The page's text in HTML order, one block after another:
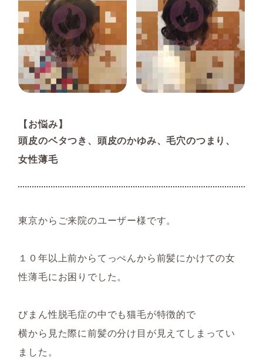
【お悩み】
頭皮のベタつき、頭皮のかゆみ、毛穴のつまり、
女性薄毛
東京からご来院のユーザー様です。
１０年以上前からてっぺんから前髪にかけての女
性薄毛にお困りでした。
びまん性脱毛症の中でも猫毛が特徴的で
横から見た際に前髪の分け目が見えてしまってい
ました。